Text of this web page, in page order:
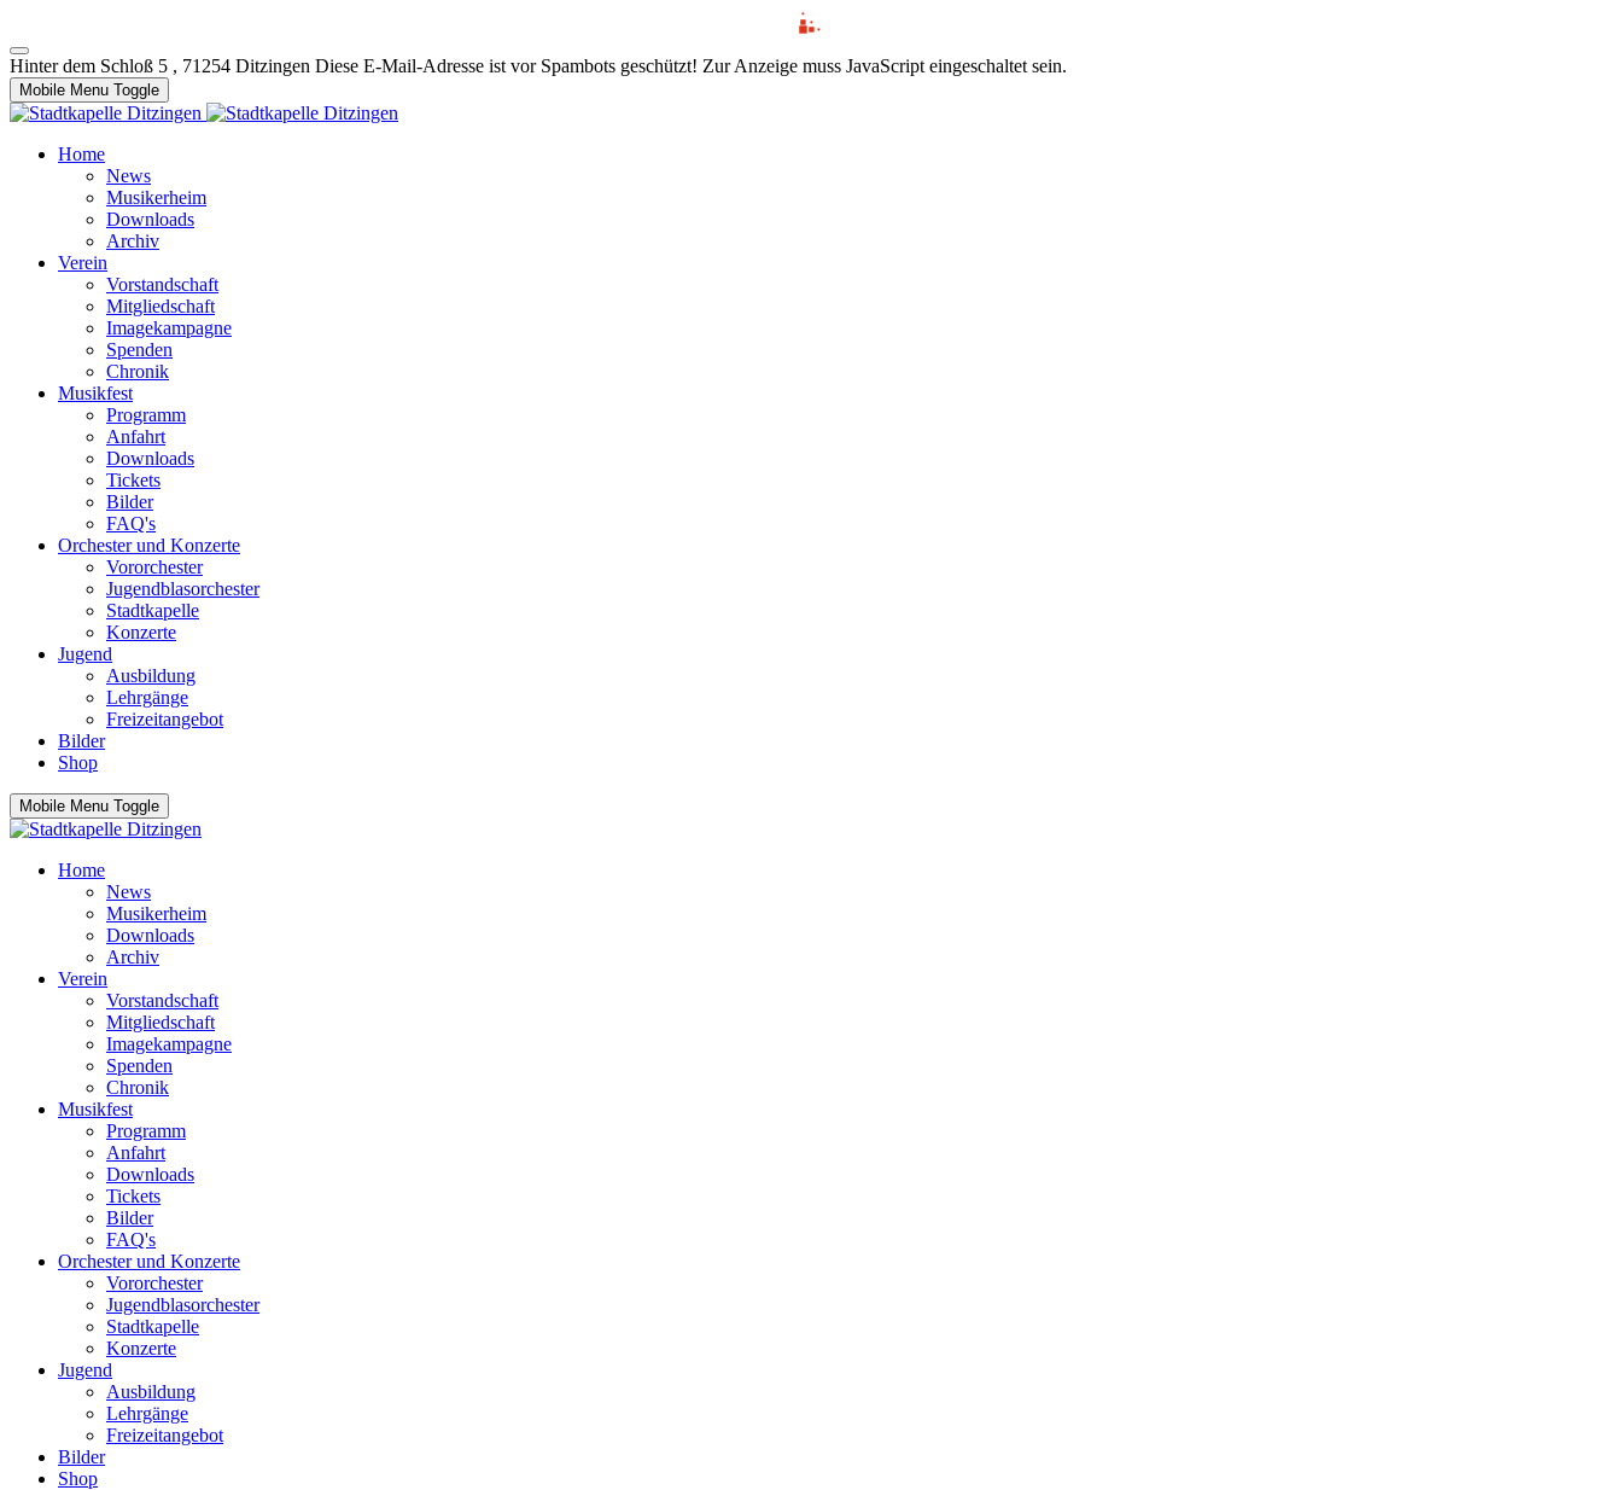
Hinter dem Schloß 5 , 71254 Ditzingen Diese E-Mail-Adresse ist vor Spambots geschützt! Zur Anzeige muss JavaScript eingeschaltet sein.
Mobile Menu Toggle
Home
News
Musikerheim
Downloads
Archiv
Verein
Vorstandschaft
Mitgliedschaft
Imagekampagne
Spenden
Chronik
Musikfest
Programm
Anfahrt
Downloads
Tickets
Bilder
FAQ's
Orchester und Konzerte
Vororchester
Jugendblasorchester
Stadtkapelle
Konzerte
Jugend
Ausbildung
Lehrgänge
Freizeitangebot
Bilder
Shop
Mobile Menu Toggle
Home
News
Musikerheim
Downloads
Archiv
Verein
Vorstandschaft
Mitgliedschaft
Imagekampagne
Spenden
Chronik
Musikfest
Programm
Anfahrt
Downloads
Tickets
Bilder
FAQ's
Orchester und Konzerte
Vororchester
Jugendblasorchester
Stadtkapelle
Konzerte
Jugend
Ausbildung
Lehrgänge
Freizeitangebot
Bilder
Shop